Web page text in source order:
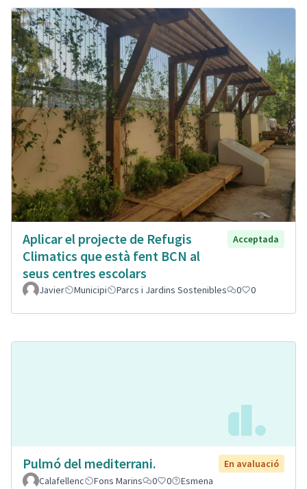
Aplicar el projecte de Refugis
Climatics que està fent BCN al
seus centres escolars
Acceptada
Javier Municipi Parcs i Jardins Sostenibles 0 0
Pulmó del mediterrani.
En avaluació
Calafellenc
Fons Marins 0 0 Esmena